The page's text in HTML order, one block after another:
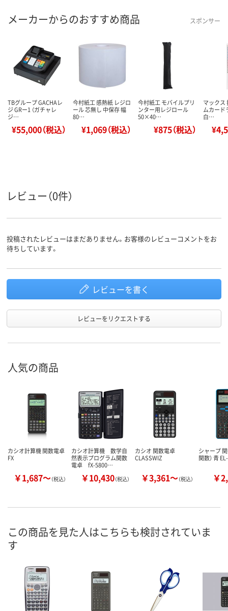
メーカーからのおすすめ商品 スポンサー
TBグループ GACHAレ
ジ GRー1 （ガチャレ
ジ…
¥55,000（税込）
今村紙工 感熱紙 レジロ
ール 芯無し 中保存 幅
80…
¥1,069（税込）
今村紙工 モバイルプリ
ンター用レジロール
50×40…
¥875（税込）
マックス
ムカード
白…
レビュー（0件）
投稿されたレビューはまだありません。お客様のレビューコメントをお
待ちしています。
レビューを書く
レビューをリクエストする
人気の商品
カシオ計算機 関数電卓
FX
￥1,687～（税込）
カシオ計算機 数学自
然表示プログラム関数
電卓 fX-5800…
￥10,430（税込）
カシオ 関数電卓
CLASSWIZ
￥3,361～（税込）
シャープ
関数） 青
￥
この商品を見た人はこちらも検討されていま
す